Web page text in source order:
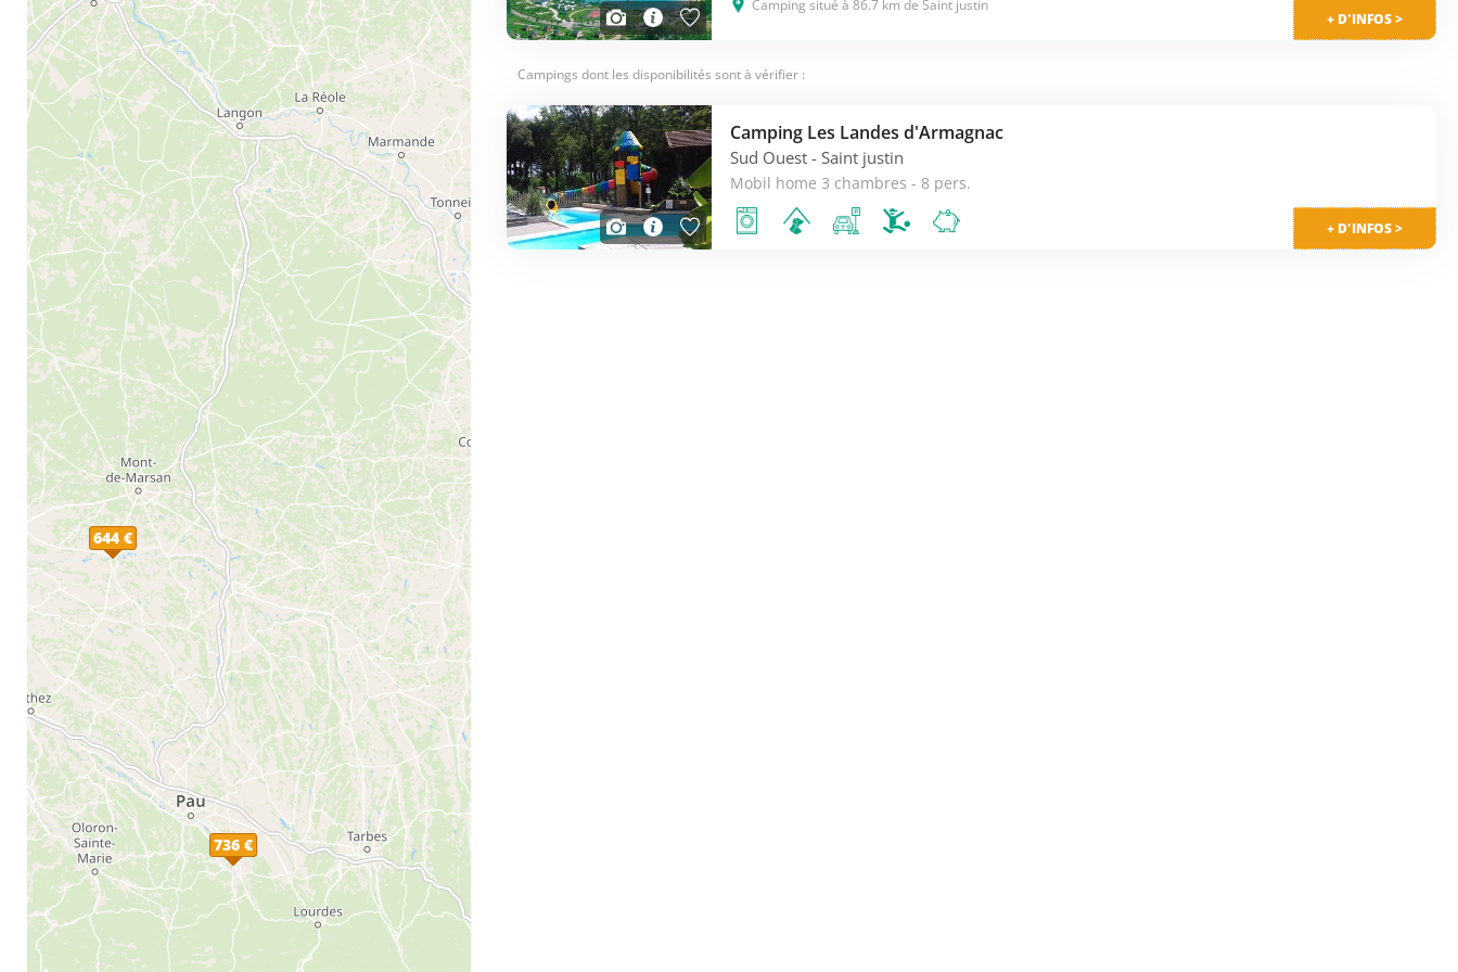
644 €
736 €
Les sportifs pourront se prêter à la
l’étang de Massy
ou bien sur laboucle de Douzevielle
de 9,5km de long. A pied ou à vélo, il y en a pour tous les goûts. Lors de la
période été, ne ratez pas les férias champêtres de Douzevielle
Camping situé à 86.7 km de Saint justin
+ D'INFOS >
Campings dont les disponibilités sont à vérifier :
Camping Les Landes d'Armagnac
Sud Ouest - Saint justin
Mobil home 3 chambres - 8 pers.
+ D'INFOS >